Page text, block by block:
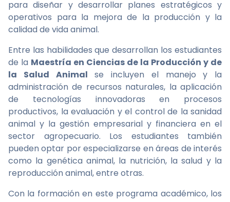
para diseñar y desarrollar planes estratégicos y
operativos para la mejora de la producción y la
calidad de vida animal.
Entre las habilidades que desarrollan los estudiantes
de la Maestría en Ciencias de la Producción y de
la Salud Animal se incluyen el manejo y la
administración de recursos naturales, la aplicación
de tecnologías innovadoras en procesos
productivos, la evaluación y el control de la sanidad
animal y la gestión empresarial y financiera en el
sector agropecuario. Los estudiantes también
pueden optar por especializarse en áreas de interés
como la genética animal, la nutrición, la salud y la
reproducción animal, entre otras.
Con la formación en este programa académico, los